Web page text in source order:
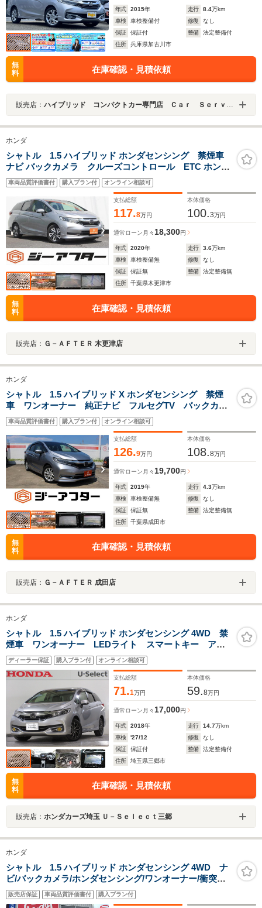
年式 2015年 走行 8.4万km
車検
車検整備付 修復
なし
保証
保証付 整備
法定整備付
住所
兵庫県加古川市
無
料
在庫確認・見積依頼
販売店： ハイブリッド コンパクトカー専門店 Ｃａｒ Ｓｅｒｖｉｃｅ ＦＲＩＥＮＤＳ 加古川店
ホンダ
シャトル 1.5 ハイブリッド ホンダセンシング 禁煙車
ナビ バックカメラ クルーズコントロール ETC ホンダ
センシング プラズマクラスターエアコン IRカットガ
ラス 電動格納式ミラー レーンアシスト オートライ
車両品質評価書付 購入プラン付 オンライン相談可
支払総額
117.8万円
本体価格
100.3万円
通常ローン 月々18,300円
年式 2020年 走行 3.6万km
車検
車検整備無 修復
なし
保証
保証無 整備
法定整備無
住所
千葉県木更津市
無
料
在庫確認・見積依頼
販売店： Ｇ－ＡＦＴＥＲ 木更津店
ホンダ
シャトル 1.5 ハイブリッド X ホンダセンシング 禁煙
車 ワンオーナー 純正ナビ フルセグTV バックカメ
ラ シートヒータ― ハーフレザーシート アダプティ
ブクルーズコントロール LEDヘッドライト ETC 衝
突軽減ブレーキシステム
車両品質評価書付 購入プラン付 オンライン相談可
支払総額
126.9万円
本体価格
108.8万円
通常ローン 月々 19,700円
年式 2019年 走行 4.3万km
車検
車検整備無 修復
なし
保証
保証無 整備
法定整備無
住所
千葉県成田市
無
料
在庫確認・見積依頼
販売店： Ｇ－ＡＦＴＥＲ 成田店
ホンダ
シャトル 1.5 ハイブリッド ホンダセンシング 4WD 禁
煙車 ワンオーナー LEDライト スマートキー アル
ミ メモリーナビ リヤカメラ フルセグ CD DVD
BT Mサーバー ETC 前方ドラレコ 当社点検実施車
ディーラー保証 購入プラン付 オンライン相談可
支払総額
71.1万円
本体価格
59.8万円
通常ローン 月々 17,000円
年式 2018年 走行 14.7万km
車検
'27/12 修復
なし
保証
保証付 整備
法定整備付
住所
埼玉県三郷市
無
料
在庫確認・見積依頼
販売店： ホンダカーズ埼玉 Ｕ－Ｓｅｌｅｃｔ三郷
ホンダ
シャトル 1.5 ハイブリッド ホンダセンシング 4WD ナ
ビ/バックカメラ/ホンダセンシング/ワンオーナー/衝突被
害軽減ブレーキ/アダプティブクルーズコントロール/コン
フォートビューパッケージ/スマートキーシステム/アップ
販売店保証 車両品質評価書付 購入プラン付